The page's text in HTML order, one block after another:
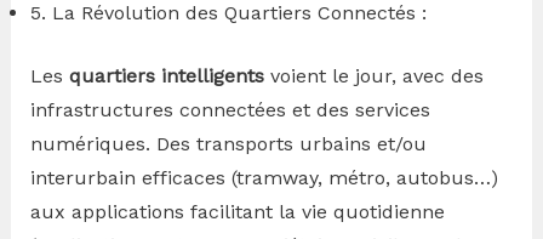
5. La Révolution des Quartiers Connectés :
Les quartiers intelligentsvoient le jour, avec des
infrastructures connectées et des services
numériques. Des transports urbains et/ou
interurbain efficaces (tramway, métro, autobus…)
aux applications facilitant la vie quotidienne